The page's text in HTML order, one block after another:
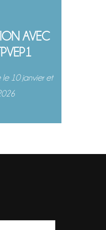
AVEC
le 10 janvier et